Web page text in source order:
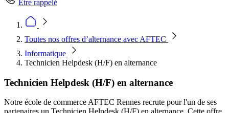
Être rappelé
Toutes nos offres d’alternance avec AFTEC
Informatique
Technicien Helpdesk (H/F) en alternance
Technicien Helpdesk (H/F) en alternance
Notre école de commerce AFTEC Rennes recrute pour l'un de ses